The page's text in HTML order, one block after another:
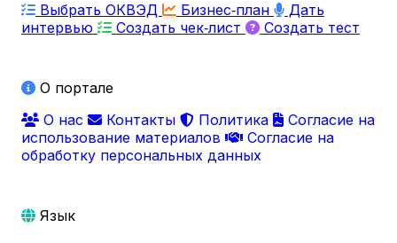
Выбрать ОКВЭД
Бизнес‑план
Дать
интервью
Создать чек‑лист Создать тест
О портале
О нас
Контакты Политика
Согласие на
использование материалов
Согласие на
обработку персональных данных
Язык